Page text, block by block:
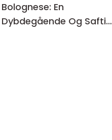
Bolognese: En
Dybdegående Og Saftig